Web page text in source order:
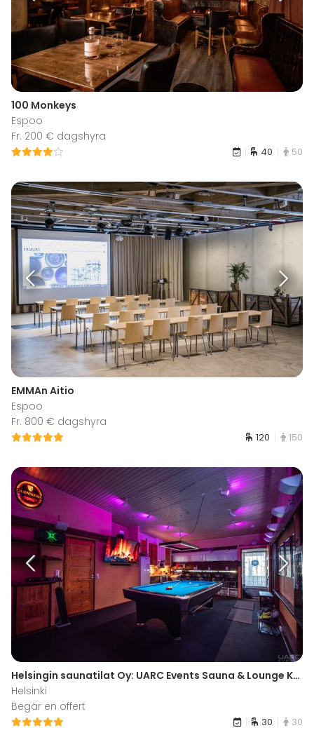
100 Monkeys
Espoo
Fr. 200 € dagshyra
40 50
EMMAn Aitio
Espoo
Fr. 800 € dagshyra
120 150
Helsingin saunatilat Oy: UARC Events Sauna & Lounge Konala
Helsinki
Begär en offert
30 30